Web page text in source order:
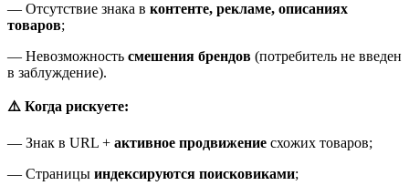
— Отсутствие знака в контенте, рекламе, описаниях
товаров;
— Невозможность смешения брендов (потребитель не введен
в заблуждение).
⚠️ Когда рискуете:
— Знак в URL + активное продвижение схожих товаров;
— Страницы индексируются поисковиками;